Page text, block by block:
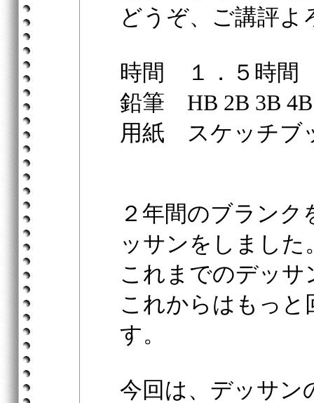
どうぞ、ご講評よ
時間 １．５時間
鉛筆 HB 2B 3B
用紙 スケッチブ
２年間のブラン
ッサンをしました
これまでのデッサ
これからはもっと
す。
今回は、デッサン